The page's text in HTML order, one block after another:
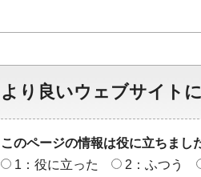
より良いウェブサイト
このページの情報は役に立ちまし
1：役に立った
2：ふつう